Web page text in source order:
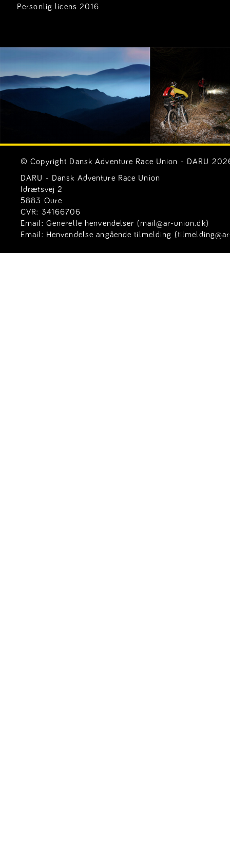
Personlig licens 2016
© Copyright Dansk Adventure Race Union - DARU
DARU - Dansk Adventure Race Union
Idrætsvej 2
5883 Oure
CVR: 34166706
Email: Generelle henvendelser (mail@ar-union.dk)
Email: Henvendelse angående tilmelding